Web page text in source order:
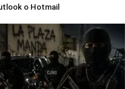
o Hotmail